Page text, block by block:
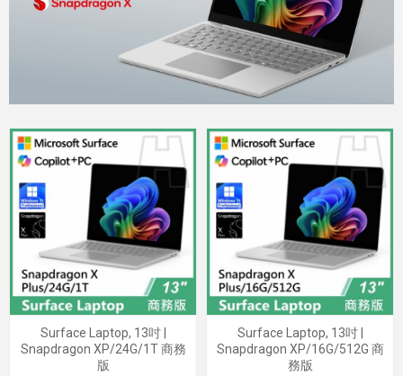
Surface Laptop, 13吋 |
Snapdragon XP/24G/1T 商務
版
Surface Laptop, 13吋 |
Snapdragon XP/16G/512G 商
務版